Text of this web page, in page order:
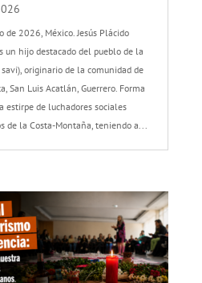
de 2026, México. Jesús Plácido
un hijo destacado del pueblo de la
originario de la comunidad de
San Luis Acatlán, Guerrero. Forma
estirpe de luchadores sociales
de la Costa-Montaña, teniendo a...